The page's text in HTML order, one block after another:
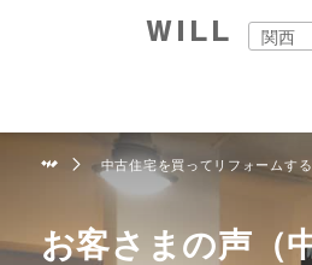
関西
中古×リフォーム
企業情報
中古住宅を買ってリフォームする
お客さまの声（